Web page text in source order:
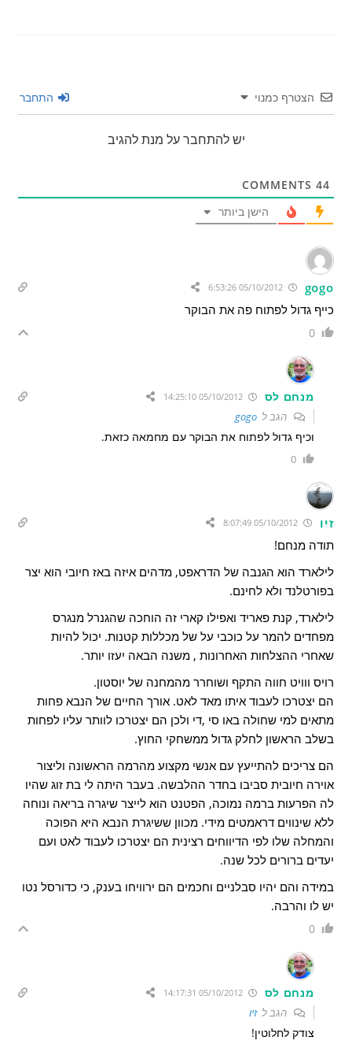
הצטרף כמנוי התחבר
יש להתחבר על מנת להגיב
44
הישן ביותר
gogo
05/10/2012 6:53:26
כייף גדול לפתוח פה את הבוקר
0
מנחם לס 05/10/2012 14:25:10
הגב לgogo
וכיף גדול לפתוח את הבוקר עם מחמאה כזאת.
0
זיו
תודה מנחם!
לילארד הוא הגנבה של הדראפט, מדהים איזה באז חיובי הוא יצר
בפורטלנד ולא לחינם.
לילארד, קנת פאריד ואפילו קארי זה הוחכה שהגנרל מנגרס
מפחדים להמר על כוכבי על של מכללות קטנות. יכול להיות
שאחרי ההצלחות האחרונות , משנה הבאה יעזו יותר.
רויס ווויט חווה התקף ושוחרר מהמחנה של יוסטון.
הם יצטרכו לעבוד איתו מאד לאט. אורך החיים של הנבא פחות
מתאים למי שחולה באו סי ,די ולכן הם יצטרכו לוותר עליו לפחות
בשלב הראשון לחלק גדול ממשחקי החוץ.
הם צריכים להתייעץ עם אנשי מקצוע מהרמה הראשונה וליצור
אוירה חיובית סביבו בחדר ההלבשה. בעבר היתה לי בת זוג שהיו
לה הפרעות ברמה נמוכה, הפטנט הוא לייצר שיגרה בריאה ונוחה
ללא שינווים דראמטים מידי. מכוון ששיגרת הנבא היא הפוכה
והמחלה שלו לפי הדיווחים רצינית הם יצטרכו לעבוד לאט ועם
יעדים ברורים לכל שנה.
במידה והם יהיו סבלניים וחכמים הם ירוויחו בענק, כי כדורסל נטו
יש לו והרבה.
0
מנחם לס 05/10/2012 14:17:31
הגב לזיו
צודק לחלוטין!